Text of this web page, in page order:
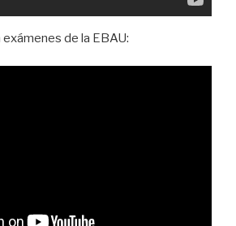
de la EBAU: